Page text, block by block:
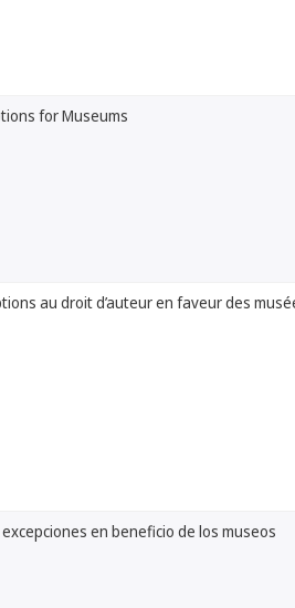
for Museums
au droit d’auteur en faveur des
en beneficio de los museos